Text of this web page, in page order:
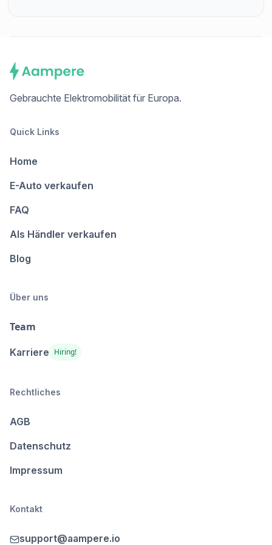
Gebrauchte Elektromobilität für Europa.
Quick Links
Home
E-Auto verkaufen
FAQ
Als Händler verkaufen
Blog
Über uns
Team
Karriere Hiring!
Rechtliches
AGB
Datenschutz
Impressum
Kontakt
support@aampere.io